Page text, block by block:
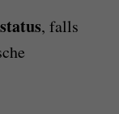
, falls